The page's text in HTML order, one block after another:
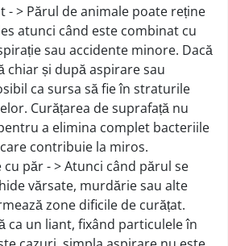
- > Părul de animale poate reține
atunci când este combinat cu
sau accidente minore. Dacă
chiar și după aspirare sau
ca sursa să fie în straturile
Curățarea de suprafață nu
a elimina complet bacteriile
contribuie la miros.
păr - > Atunci când părul se
vărsate, murdărie sau alte
zone dificile de curățat.
ca un liant, fixând particulele în